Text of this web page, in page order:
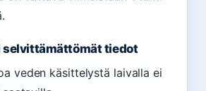
selvittämättömät tiedot
veden käsittelystä laivalla ei